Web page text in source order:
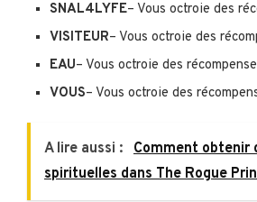
SNAL4LYFE– Vous octroie des
VISITEUR– Vous octroie des
EAU– Vous octroie des
VOUS– Vous octroie des
A lire aussi : Comment obtenir
spirituelles dans The Rogue